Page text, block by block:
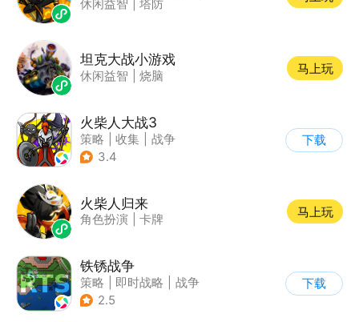
休闲益智 塔防
坦克大战小游戏
休闲益智 烧脑
马上玩
火柴人大战3
策略 收集
战争
| 火柴人
3.4
下载
火柴人归来
角色扮演 卡牌
马上玩
铁锈战争
策略 即时战略
战争
| 像素风
2.5
下载